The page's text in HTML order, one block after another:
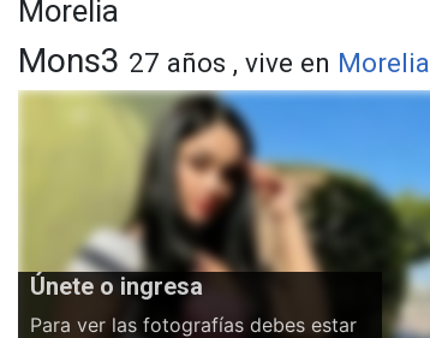
Morelia
Mons3 27 años , vive en Morelia
Únete o ingresa
Para ver las fotografías debes estar